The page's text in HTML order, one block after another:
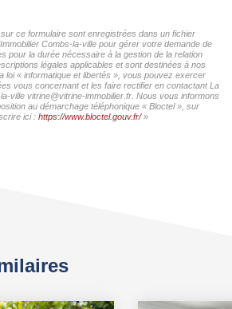
ce formulaire sont enregistrées dans un fichier
Combs-la-ville pour gérer votre demande de
pour la durée nécessaire à la gestion de la relation
légales applicables et sont destinées à nos
loi « informatique et libertés », vous pouvez exercer
vous concernant et les faire rectifier en contactant La
ville vitrine@vitrine-immobilier.fr. Nous vous informons
au démarchage téléphonique « Bloctel », sur
ici : https://www.bloctel.gouv.fr/»